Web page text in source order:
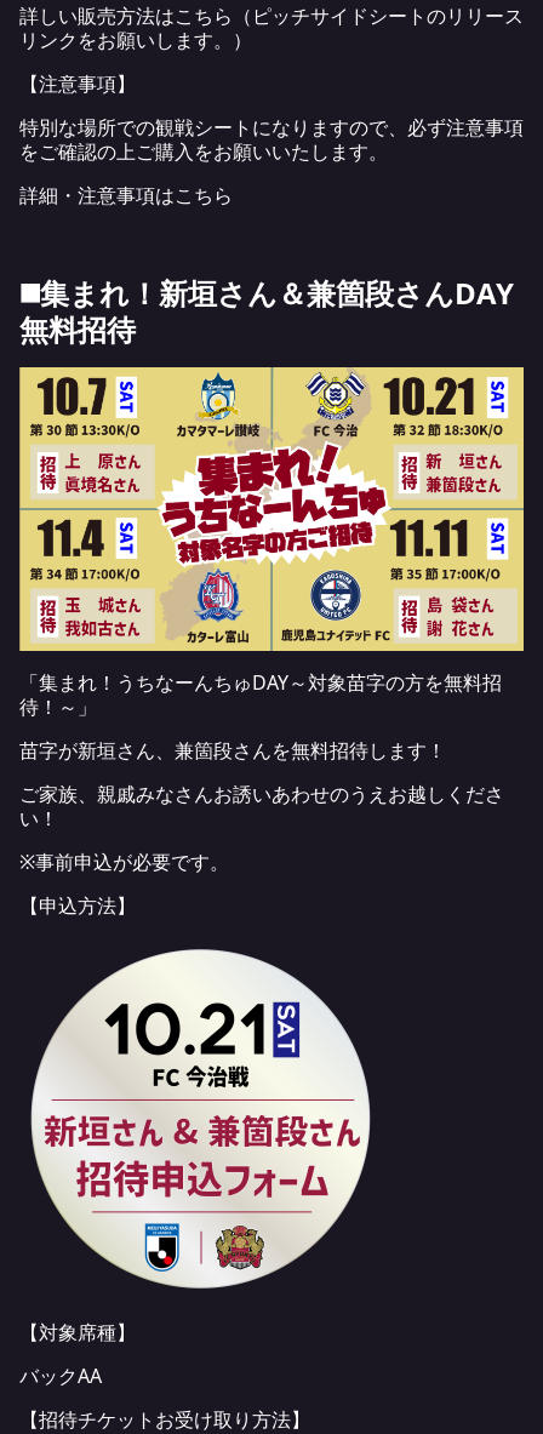
詳しい販売方法はこちら（ピッチサイドシートのリリース
リンクをお願いします。）
【注意事項】
特別な場所での観戦シートになりますので、必ず注意事項
をご確認の上ご購入をお願いいたします。
詳細・注意事項はこちら
◼️集まれ！新垣さん＆兼箇段さんDAY
無料招待
「集まれ！うちなーんちゅDAY～対象苗字の方を無料招
待！～」
苗字が新垣さん、兼箇段さんを無料招待します！
ご家族、親戚みなさんお誘いあわせのうえお越しくださ
い！
※事前申込が必要です。
【申込方法】
【対象席種】
バックAA
【招待チケットお受け取り方法】